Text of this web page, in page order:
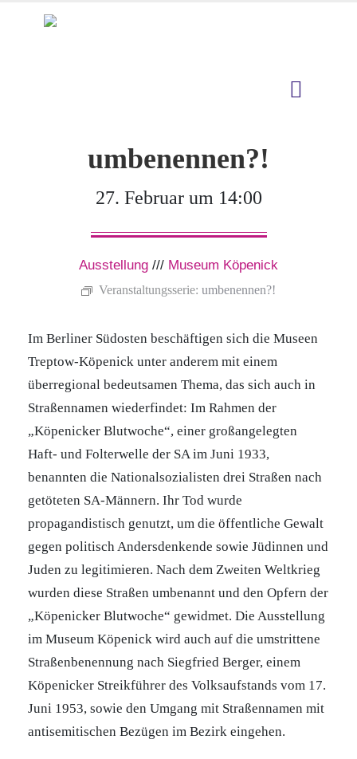
umbenennen?!
27. Februar um 14:00
Ausstellung /// Museum Köpenick
Veranstaltungsserie: umbenennen?!
Im Berliner Südosten beschäftigen sich die Museen
Treptow-Köpenick unter anderem mit einem
überregional bedeutsamen Thema, das sich auch in
Straßennamen wiederfindet: Im Rahmen der
„Köpenicker Blutwoche“, einer großangelegten
Haft- und Folterwelle der SA im Juni 1933,
benannten die Nationalsozialisten drei Straßen nach
getöteten SA-Männern. Ihr Tod wurde
propagandistisch genutzt, um die öffentliche Gewalt
gegen politisch Andersdenkende sowie Jüdinnen und
Juden zu legitimieren. Nach dem Zweiten Weltkrieg
wurden diese Straßen umbenannt und den Opfern der
„Köpenicker Blutwoche“ gewidmet. Die Ausstellung
im Museum Köpenick wird auch auf die umstrittene
Straßenbenennung nach Siegfried Berger, einem
Köpenicker Streikführer des Volksaufstands vom 17.
Juni 1953, sowie den Umgang mit Straßennamen mit
antisemitischen Bezügen im Bezirk eingehen.